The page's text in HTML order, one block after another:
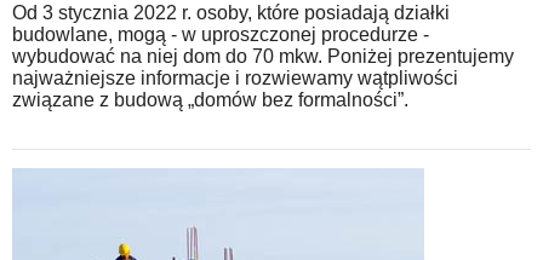
Od 3 stycznia 2022 r. osoby, które posiadają działki
budowlane, mogą - w uproszczonej procedurze -
wybudować na niej dom do 70 mkw. Poniżej prezentujemy
najważniejsze informacje i rozwiewamy wątpliwości
związane z budową „domów bez formalności”.